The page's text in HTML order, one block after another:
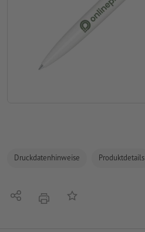
Druckdatenhinweise Produktdetails
Teilen DruckenAuf die Merkliste